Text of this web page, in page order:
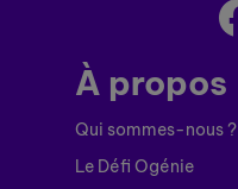
À propos
Qui sommes-nous ?
Le Défi Ogénie